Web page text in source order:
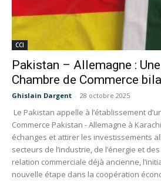
CCI
Pakistan – Allemagne :
Chambre de Commerce
Ghislain Dargent - 28 octobre 2025
Le Pakistan appelle à l’établissement
Commerce Pakistan - Allemagne à
échanges et attirer les investissements
secteurs de l’industrie, de l’énergie et
relation commerciale déjà ancienne,
nouvelle étape dans la coopération